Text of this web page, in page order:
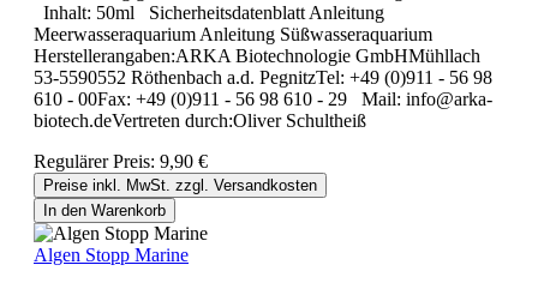
Inhalt: 50ml Sicherheitsdatenblatt Anleitung
Meerwasseraquarium Anleitung Süßwasseraquarium
Herstellerangaben:ARKA Biotechnologie GmbHMühllach
53-5590552 Röthenbach a.d. PegnitzTel: +49 (0)911 - 56 98
610 - 00Fax: +49 (0)911 - 56 98 610 - 29 Mail: info@arka-
biotech.deVertreten durch:Oliver Schultheiß
Regulärer Preis: 9,90 €
Preise inkl. MwSt. zzgl. Versandkosten
In den Warenkorb
Algen Stopp Marine